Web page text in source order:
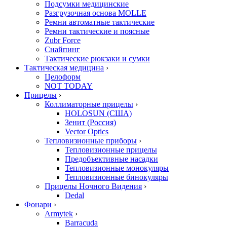
Подсумки медицинские
Разгрузочная основа MOLLE
Ремни автоматные тактические
Ремни тактические и поясные
Zubr Force
Снайпинг
Тактические рюкзаки и сумки
Тактическая медицина ›
Целоформ
NOT TODAY
Прицелы ›
Коллиматорные прицелы ›
HOLOSUN (США)
Зенит (Россия)
Vector Optics
Тепловизионные приборы ›
Тепловизионные прицелы
Предобъективные насадки
Тепловизионные монокуляры
Тепловизионные бинокуляры
Прицелы Ночного Видения ›
Dedal
Фонари ›
Armytek ›
Barracuda